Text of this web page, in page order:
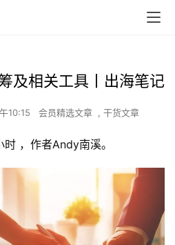
及相关工具丨出海笔记
10:15 会员精选文章 , 干货文章
，作者Andy南溪。